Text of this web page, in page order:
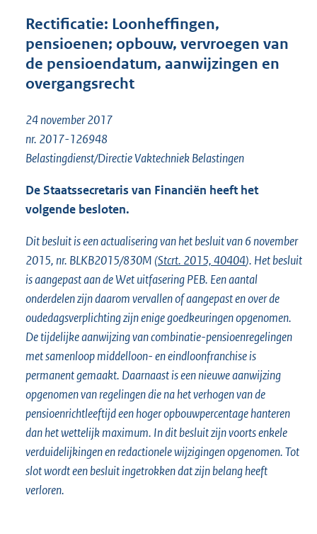
d
s
g
:
,
b
Rectificatie: Loonheffingen,
pensioenen; opbouw, vervroegen van
de pensioendatum, aanwijzingen en
overgangsrecht
24 november 2017
nr. 2017-126948
Belastingdienst/Directie Vaktechniek Belastingen
De Staatssecretaris van Financiën heeft het
volgende besloten.
Dit besluit is een actualisering van het besluit van 6 november
2015, nr. BLKB2015/830M (Stcrt. 2015, 40404). Het besluit
is aangepast aan de Wet uitfasering PEB. Een aantal
onderdelen zijn daarom vervallen of aangepast en over de
oudedagsverplichting zijn enige goedkeuringen opgenomen.
De tijdelijke aanwijzing van combinatie-pensioenregelingen
met samenloop middelloon- en eindloonfranchise is
permanent gemaakt. Daarnaast is een nieuwe aanwijzing
opgenomen van regelingen die na het verhogen van de
pensioenrichtleeftijd een hoger opbouwpercentage hanteren
dan het wettelijk maximum. In dit besluit zijn voorts enkele
verduidelijkingen en redactionele wijzigingen opgenomen. Tot
slot wordt een besluit ingetrokken dat zijn belang heeft
verloren.